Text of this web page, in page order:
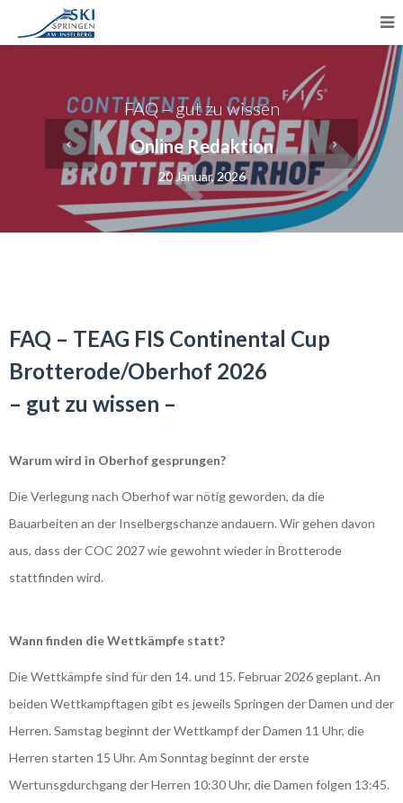
FAQ – gut zu wissen
Online Redaktion
20 Januar, 2026
FAQ – TEAG FIS Continental Cup
Brotterode/Oberhof 2026
– gut zu wissen –
Warum wird in Oberhof gesprungen?
Die Verlegung nach Oberhof war nötig geworden, da die
Bauarbeiten an der Inselbergschanze andauern. Wir gehen davon
aus, dass der COC 2027 wie gewohnt wieder in Brotterode
stattfinden wird.
Wann finden die Wettkämpfe statt?
Die Wettkämpfe sind für den 14. und 15. Februar 2026 geplant. An
beiden Wettkampftagen gibt es jeweils Springen der Damen und der
Herren. Samstag beginnt der Wettkampf der Damen 11 Uhr, die
Herren starten 15 Uhr. Am Sonntag beginnt der erste
Wertunsgdurchgang der Herren 10:30 Uhr, die Damen folgen 13:45.